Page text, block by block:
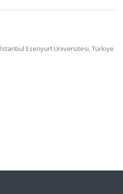
İstanbul Esenyurt Üniversitesi, Türkiye